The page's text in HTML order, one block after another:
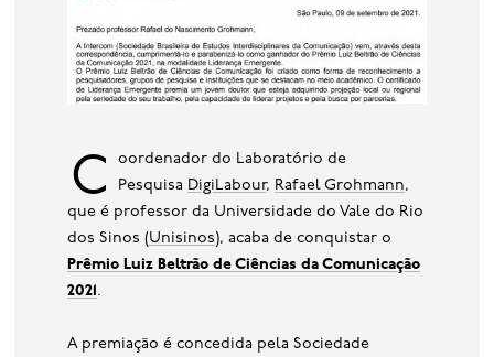
publicações na mídia
Coordenador do Laboratório de Pesquisa DigiLabour, Rafael Grohmann,
que é professor da Universidade do Vale do Rio
dos Sinos (Unisinos), acaba de conquistar o
Prêmio Luiz Beltrão de Ciências da Comunicação
2021.
A premiação é concedida pela Sociedade